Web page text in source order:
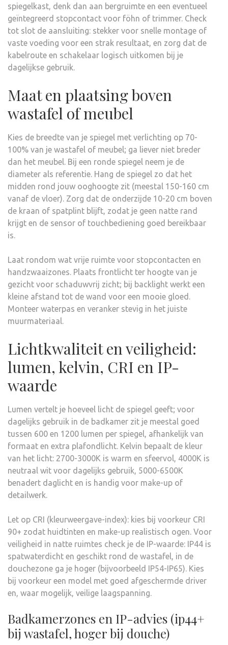
spiegelkast, denk dan aan bergruimte en een eventueel
geïntegreerd stopcontact voor föhn of trimmer. Check
tot slot de aansluiting: stekker voor snelle montage of
vaste voeding voor een strak resultaat, en zorg dat de
kabelroute en schakelaar logisch uitkomen bij je
dagelijkse gebruik.
Maat en plaatsing boven
wastafel of meubel
Kies de breedte van je spiegel met verlichting op 70-
100% van je wastafel of meubel; ga liever niet breder
dan het meubel. Bij een ronde spiegel neem je de
diameter als referentie. Hang de spiegel zo dat het
midden rond jouw ooghoogte zit (meestal 150-160 cm
vanaf de vloer). Zorg dat de onderzijde 10-20 cm boven
de kraan of spatplint blijft, zodat je geen natte rand
krijgt en de sensor of touchbediening goed bereikbaar
is.
Laat rondom wat vrije ruimte voor stopcontacten en
handzwaaizones. Plaats frontlicht ter hoogte van je
gezicht voor schaduwvrij zicht; bij backlight werkt een
kleine afstand tot de wand voor een mooie gloed.
Monteer waterpas en veranker stevig in het juiste
muurmateriaal.
Lichtkwaliteit en veiligheid:
lumen, kelvin, CRI en IP-
waarde
Lumen vertelt je hoeveel licht de spiegel geeft; voor
dagelijks gebruik in de badkamer zit je meestal goed
tussen 600 en 1200 lumen per spiegel, afhankelijk van
formaat en extra plafondlicht. Kelvin bepaalt de kleur
van het licht: 2700-3000K is warm en sfeervol, 4000K is
neutraal wit voor dagelijks gebruik, 5000-6500K
benadert daglicht en is handig voor make-up of
detailwerk.
Let op CRI (kleurweergave-index): kies bij voorkeur CRI
90+ zodat huidtinten en make-up realistisch ogen. Voor
veiligheid in natte ruimtes check je de IP-waarde: IP44 is
spatwaterdicht en geschikt rond de wastafel, in de
douchezone ga je hoger (bijvoorbeeld IP54-IP65). Kies
bij voorkeur een model met goed afgeschermde driver
en, waar mogelijk, veilige laagspanning.
Badkamerzones en IP-advies (ip44+
bij wastafel, hoger bij douche)